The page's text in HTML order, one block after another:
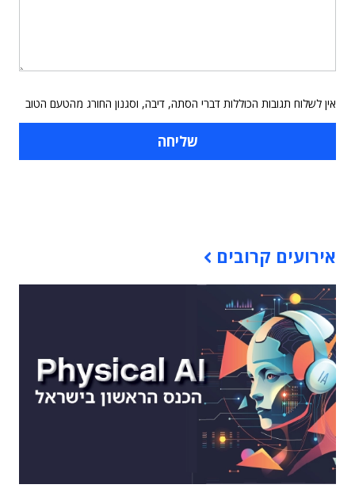
אין לשלוח תגובות הכוללות דברי הסתה, דיבה, וסגנון החורג מהטעם הטוב
אירועים קרובים